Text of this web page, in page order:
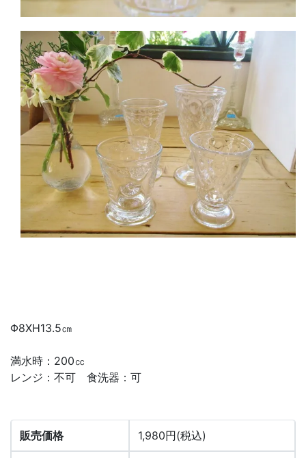
Φ8XH13.5㎝
満水時：200㏄
レンジ：不可 食洗器：可
販売価格 1,980円(税込)